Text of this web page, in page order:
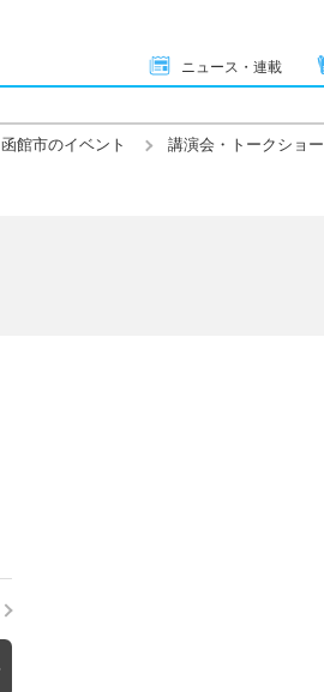
ニュース・連載
函館市のイベント 講演会・トークショー